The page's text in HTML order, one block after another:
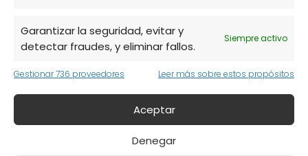
Garantizar la seguridad, evitar y
detectar fraudes, y eliminar fallos.
Siempre activo
Gestionar 736 proveedores Leer más sobre estos propósitos
Aceptar
Denegar